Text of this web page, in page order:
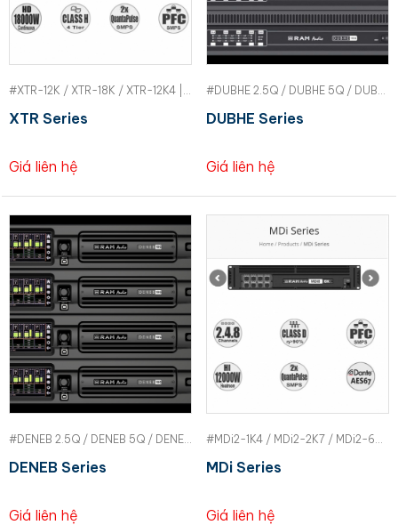
#XTR-12K / XTR-18K / XTR-12K4 | RAM
XTR Series
Giá liên hệ
#DUBHE 2.5Q / DUBHE 5Q / DUBHE 10Q | RAM
DUBHE Series
Giá liên hệ
#DENEB 2.5Q / DENEB 5Q / DENEB 10Q | RAM
DENEB Series
Giá liên hệ
#MDi2-1K4 / MDi2-2K7 / MDi2-6K / MDi4-2K4 / MDi4-6K / MDi4-12K / MDi8-2K7 / MDi8-6K | RAM
MDi Series
Giá liên hệ